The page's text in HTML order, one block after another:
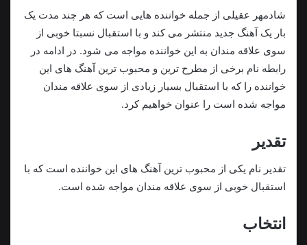
شادمهر عقیلی از جمله خواننده هایی است که هر چند مدت یک
بار یک آهنگ جدید منتشر می کند و با استقبال نسبتا خوبی از
سوی علاقه مندان به این خواننده مواجه می شود. در ادامه در
رابطه نام برخی از مطرح ترین و محبوب ترین آهنگ های این
خواننده را که با استقبال بسیار زیادی از سوی علاقه مندان
مواجه شده است را عنوان خواهیم کرد.
تقدیر
تقدیر نام یکی از محبوب ترین آهنگ های این خواننده است که با
استقبال خوبی از سوی علاقه مندان مواجه شده است.
انتخاب